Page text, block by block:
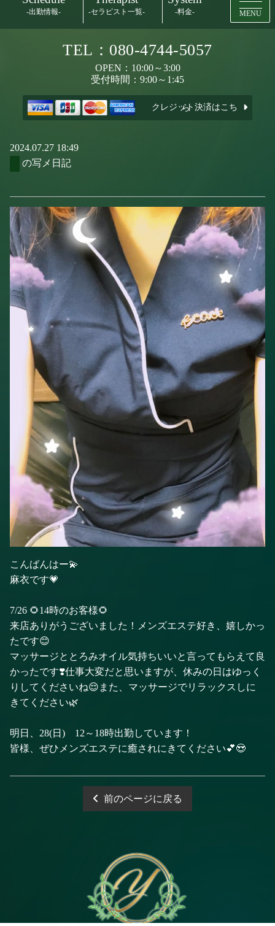
-出勤情報- -セラピスト一覧- -料金- MENU
TEL：080-4744-5057
OPEN：10:00～3:00
受付時間：9:00～1:45
クレジット決済はこちら
2024.07.27 18:49
の写メ日記
こんばんはー💫
麻衣です💗
7/26 🌻14時のお客様🌻
来店ありがうございました！メンズエステ好き、嬉しかっ
たです😊
マッサージととろみオイル気持ちいいと言ってもらえて良
かったです❣️仕事大変だと思いますが、休みの日はゆっく
りしてくださいね😌また、マッサージでリラックスしに
きてください🌿
明日、28(日) 12～18時出勤しています！
皆様、ぜひメンズエステに癒されにきてください💕😍
前のページに戻る